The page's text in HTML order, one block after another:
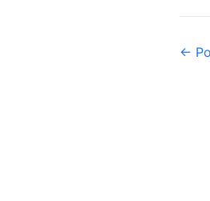
←